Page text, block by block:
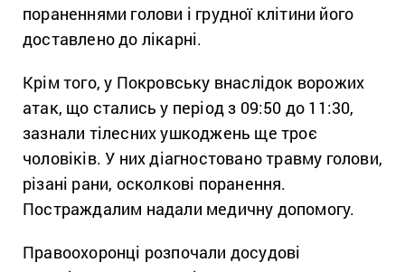
пораненнями голови і грудної клітини його
доставлено до лікарні.
Крім того, у Покровську внаслідок ворожих
атак, що стались у період з 09:50 до 11:30,
зазнали тілесних ушкоджень ще троє
чоловіків. У них діагностовано травму голови,
різані рани, осколкові поранення.
Постраждалим надали медичну допомогу.
Правоохоронці розпочали досудові